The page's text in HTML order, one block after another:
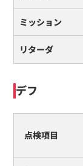
ミッション
リターダ
デフ
点検項目